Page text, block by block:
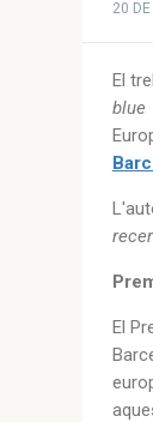
20
El
blue
El